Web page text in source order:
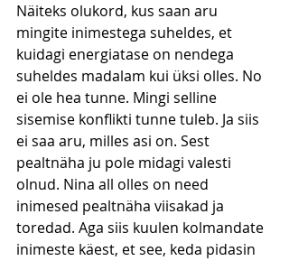
Näiteks olukord, kus saan aru
mingite inimestega suheldes, et
kuidagi energiatase on nendega
suheldes madalam kui üksi olles. No
ei ole hea tunne. Mingi selline
sisemise konflikti tunne tuleb. Ja siis
ei saa aru, milles asi on. Sest
pealtnäha ju pole midagi valesti
olnud. Nina all olles on need
inimesed pealtnäha viisakad ja
toredad. Aga siis kuulen kolmandate
inimeste käest, et see, keda pidasin